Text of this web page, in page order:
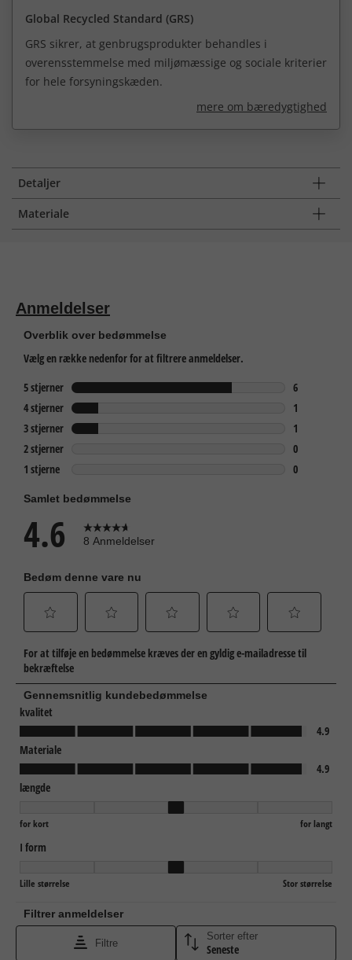
Global Recycled Standard (GRS)
GRS sikrer, at genbrugsprodukter behandles i
overensstemmelse med miljømæssige og sociale kriterier
for hele forsyningskæden.
mere om bæredygtighed
Detaljer
Materiale